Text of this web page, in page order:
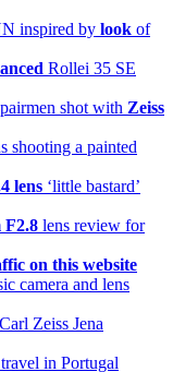
inspired by look of
Rollei 35 SE
shot with Zeiss
shooting a painted
lens ‘little bastard’
F2.8 lens review for
on this website
camera and lens
Zeiss Jena
in Portugal